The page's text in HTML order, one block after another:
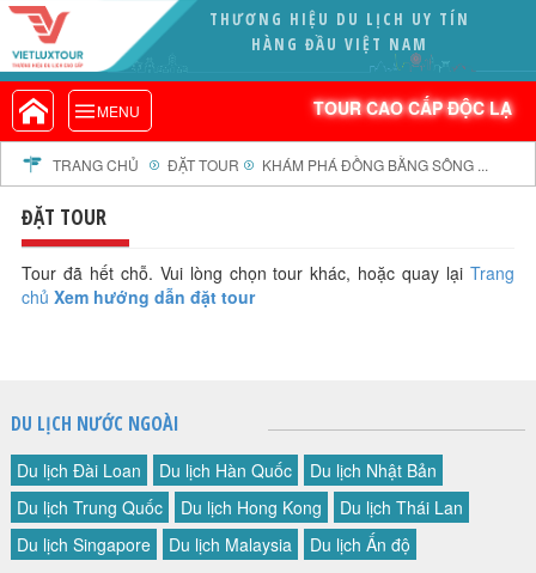
THƯƠNG HIỆU DU LỊCH UY TÍN
HÀNG ĐẦU VIỆT NAM
MENU TOUR CAO CẤP ĐỘC LẠ
VIETLUXTOUR.COM
TOUR CAO CẤP ĐỘC LẠ
TOUR TRONG NƯỚC
TOUR NƯỚC NGOÀI
TOUR KHỞI HÀNH TỪ HÀ NỘI
TOUR KHỞI HÀNH TỪ ĐÀ NẴNG
TOUR KHỞI HÀNH TỪ CẦN THƠ
TOUR ĐOÀN - M.I.C.E
GIỚI THIỆU
PROFILE EN
THƯ KHEN VIETLUXTOUR
HỘP THƯ GÓP Ý
TRANG CHỦ ĐẶT TOUR KHÁM PHÁ ĐỒNG BẰNG SÔNG ...
ĐẶT TOUR
Tour đã hết chỗ. Vui lòng chọn tour khác, hoặc quay lạiTrang
chủ Xem hướng dẫn đặt tour
DU LỊCH NƯỚC NGOÀI
Du lịch Đài Loan Du lịch Hàn Quốc
Du lịch Nhật Bản
Du lịch Trung Quốc
Du lịch Hong Kong
Du lịch Thái Lan
Du lịch Singapore
Du lịch Malaysia Du lịch Ấn độ